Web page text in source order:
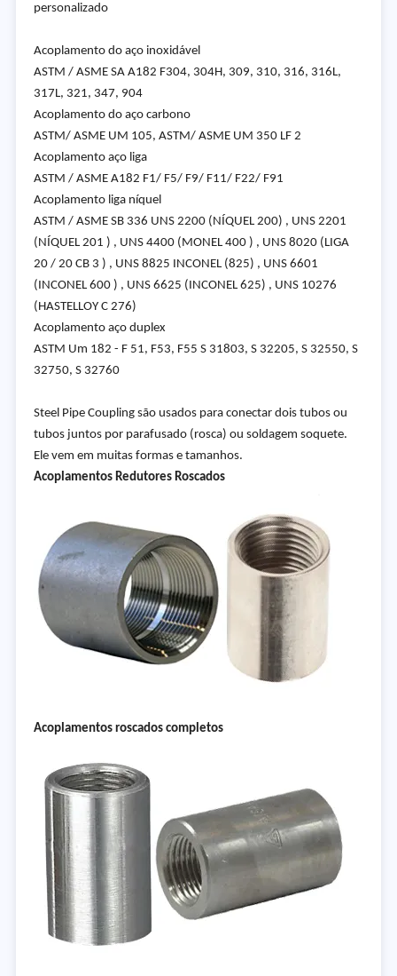
personalizado
Acoplamento do aço inoxidável
ASTM / ASME SA A182 F304, 304H, 309, 310, 316, 316L,
317L, 321, 347, 904
Acoplamento do aço carbono
ASTM/ ASME UM 105, ASTM/ ASME UM 350 LF 2
Acoplamento aço liga
ASTM / ASME A182 F1/ F5/ F9/ F11/ F22/ F91
Acoplamento liga níquel
ASTM / ASME SB 336 UNS 2200 (NÍQUEL 200) , UNS 2201
(NÍQUEL 201 ) , UNS 4400 (MONEL 400 ) , UNS 8020 (LIGA
20 / 20 CB 3 ) , UNS 8825 INCONEL (825) , UNS 6601
(INCONEL 600 ) , UNS 6625 (INCONEL 625) , UNS 10276
(HASTELLOY C 276)
Acoplamento aço duplex
ASTM Um 182 - F 51, F53, F55 S 31803, S 32205, S 32550, S
32750, S 32760
Steel Pipe Coupling são usados para conectar dois tubos ou
tubos juntos por parafusado (rosca) ou soldagem soquete.
Ele vem em muitas formas e tamanhos.
Acoplamentos Redutores Roscados
Acoplamentos roscados completos